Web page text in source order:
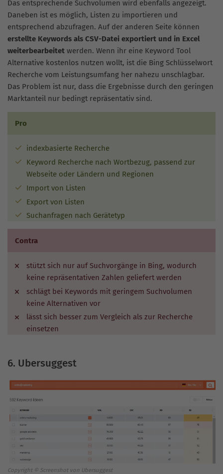
Das entsprechende Suchvolumen wird ebenfalls angezeigt.
Daneben ist es möglich, Listen zu importieren und
entsprechend abzufragen. Auf der anderen Seite können
erstellte Keywords als CSV-Datei exportiert und in Excel
weiterbearbeitet werden. Wenn ihr eine Keyword Tool
Alternative kostenlos nutzen wollt, ist die Bing Schlüsselwort
Recherche vom Leistungsumfang her nahezu unschlagbar.
Das Problem ist nur, dass die Ergebnisse durch den geringen
Marktanteil nur bedingt repräsentativ sind.
Pro
indexbasierte Recherche
Keyword Recherche nach Wortbezug, passend zur
Webseite oder Ländern und Regionen
Import von Listen
Export von Listen
Suchanfragen nach Gerätetyp
Contra
stützt sich nur auf Suchvorgänge in Bing, wodurch
keine repräsentativen Zahlen geliefert werden
schlägt bei Keywords mit geringem Suchvolumen
keine Alternativen vor
lässt sich besser zum Vergleich als zur Recherche
einsetzen
6. Ubersuggest
Copyright © Screenshot von Ubersuggest